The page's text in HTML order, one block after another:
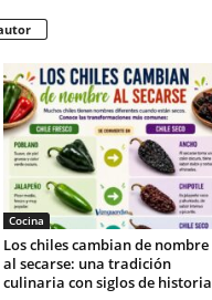
Cocina
Los chiles cambian de nombre
al secarse: una tradición
culinaria con siglos de historia